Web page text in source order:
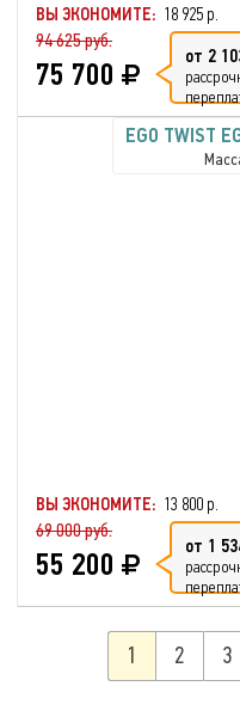
ВЫ ЭКОНОМИТЕ: 18 925 р.
94 625 руб.
75 700 от 2
EGO TWIST
ВЫ ЭКОНОМИТЕ: 13 800 р.
69 000 руб.
55 200 от 1
1 2 3